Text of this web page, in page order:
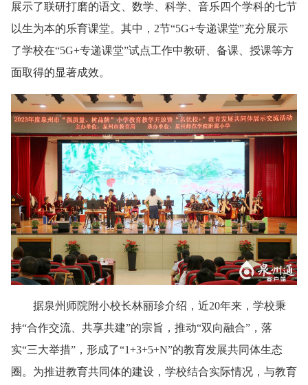
展示了联研打磨的语文、数学、科学、音乐四个学科的七节
以生为本的乐育课堂。其中，2节“5G+专递课堂”充分展示
了学校在“5G+专递课堂”试点工作中教研、备课、授课等方
面取得的显著成效。
据泉州师院附小校长林丽珍介绍，近20年来，学校秉
持“合作交流、共享共建”的宗旨，推动“双向融合”，落
实“三大举措”，形成了“1+3+5+N”的教育发展共同体生态
圈。为推进教育共同体的建设，学校结合实际情况，与教育